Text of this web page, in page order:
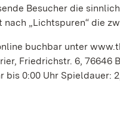
Besucher die
nach „Lichtspuren“ die
buchbar unter
Friedrichstr. 6, 76646
bis 0:00 Uhr